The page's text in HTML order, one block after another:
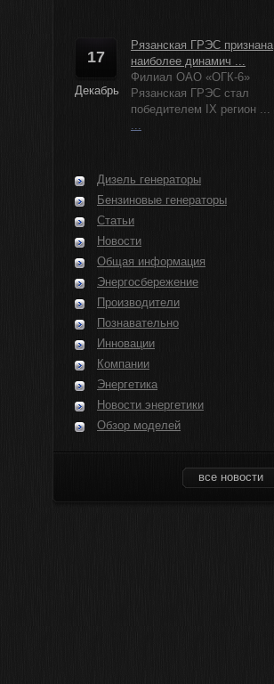
17
Декабрь
Рязанская ГРЭС признана
наиболее динамич ...
Филиал ОАО «ОГК-6»
Рязанская ГРЭС стал
победителем IX регион ...
...
Дизель генераторы
Бензиновые генераторы
Статьи
Новости
Общая информация
Энергосбережение
Производители
Познавательно
Инновации
Компании
Энергетика
Новости энергетики
Обзор моделей
все новости